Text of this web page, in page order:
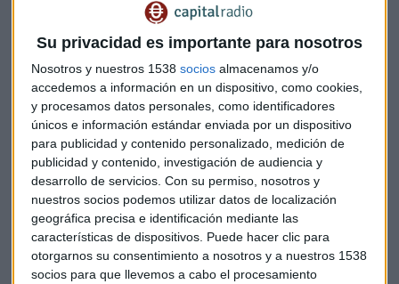
Su privacidad es importante para nosotros
Nosotros y nuestros 1538 socios almacenamos y/o
accedemos a información en un dispositivo, como cookies,
y procesamos datos personales, como identificadores
únicos e información estándar enviada por un dispositivo
para publicidad y contenido personalizado, medición de
publicidad y contenido, investigación de audiencia y
desarrollo de servicios. Con su permiso, nosotros y
nuestros socios podemos utilizar datos de localización
geográfica precisa e identificación mediante las
características de dispositivos. Puede hacer clic para
otorgarnos su consentimiento a nosotros y a nuestros 1538
socios para que llevemos a cabo el procesamiento
PODCAST
El nuevo deseo de Trump tras detener los aranceles a
México y Canadá
Laura Blanco